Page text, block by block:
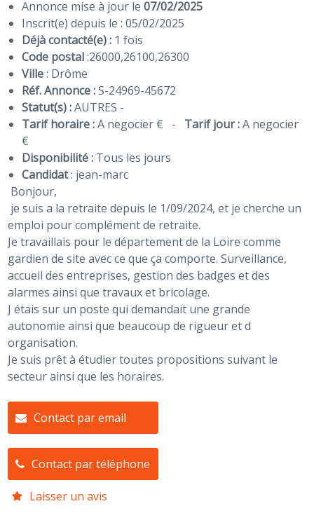
Annonce mise à jour le07/02/2025
Inscrit(e) depuis le : 05/02/2025
Déjà contacté(e) : 1 fois
Code postal:26000,26100,26300
Ville: Drôme
Réf. Annonce :S-24969-45672
Statut(s) :AUTRES -
Tarif horaire :A negocier € - Tarif jour :A negocier
€
Disponibilité : Tous les jours
Candidat: jean-marc
Bonjour,
je suis a la retraite depuis le 1/09/2024, et je cherche un
emploi pour complément de retraite.
Je travaillais pour le département de la Loire comme
gardien de site avec ce que ça comporte. Surveillance,
accueil des entreprises, gestion des badges et des
alarmes ainsi que travaux et bricolage.
J étais sur un poste qui demandait une grande
autonomie ainsi que beaucoup de rigueur et d
organisation.
Je suis prêt à étudier toutes propositions suivant le
secteur ainsi que les horaires.
Contact par email
Contact par téléphone
Laisser un avis